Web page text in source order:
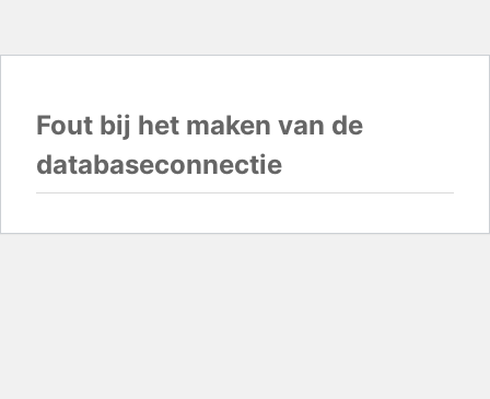
Fout bij het maken van de
databaseconnectie